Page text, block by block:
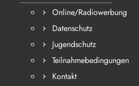
Online/Radiowerbung
Datenschutz
Jugendschutz
Teilnahmebedingungen
Kontakt